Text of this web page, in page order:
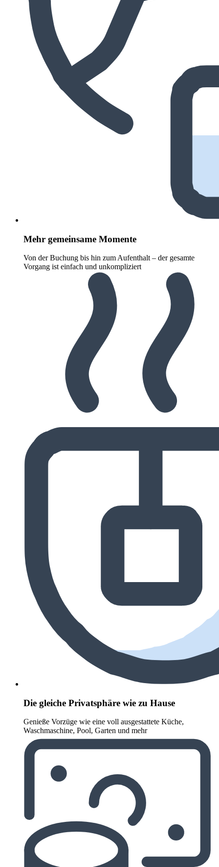
Mehr gemeinsame Momente
Von der Buchung bis hin zum Aufenthalt – der gesamte
Vorgang ist einfach und unkompliziert
Die gleiche Privatsphäre wie zu Hause
Genieße Vorzüge wie eine voll ausgestattete Küche,
Waschmaschine, Pool, Garten und mehr